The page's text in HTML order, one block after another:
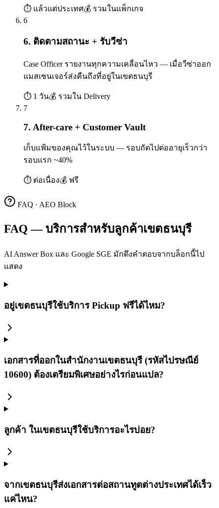
⏱ แล้วแต่ประเทศ💰 รวมในแพ็กเกจ
6
6. ติดตามสถานะ + รับวีซ่า
Case Officer รายงานทุกความเคลื่อนไหว — เมื่อวีซ่าออก
แมสเซนเจอร์ส่งคืนถึงที่อยู่ในเขตธนบุรี
⏱ 1 วัน💰 รวมใน Delivery
7
7. After-care + Customer Vault
เก็บแฟ้มของคุณไว้ในระบบ — รอบถัดไปต่ออายุเร็วกว่า
รอบแรก ~40%
⏱ ต่อเนื่อง💰 ฟรี
FAQ · AEO Block
FAQ — บริการสำหรับลูกค้าเขตธนบุรี
AI Answer Box และ Google SGE มักดึงคำตอบจากบล็อกนี้ไป
แสดง
อยู่เขตธนบุรีใช้บริการ Pickup ฟรีได้ไหม?
เอกสารที่ออกในสำนักงานเขตธนบุรี (รหัสไปรษณีย์
10600) ต้องเตรียมพิเศษอย่างไรก่อนแปล?
ลูกค้า ในเขตธนบุรีใช้บริการอะไรบ่อย?
จากเขตธนบุรีส่งเอกสารต่อสถานทูตต่างประเทศได้เร็ว
แค่ไหน?